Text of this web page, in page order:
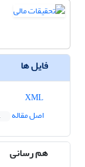
فایل ها
اصل مقاله
هم رسانی